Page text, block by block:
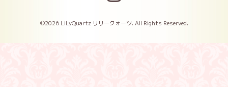
©2026 LiLyQuartz リリークォーツ. All Rights Reserved.